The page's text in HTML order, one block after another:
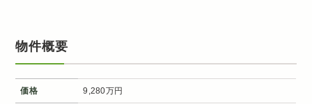
物件概要
価格 9,280万円